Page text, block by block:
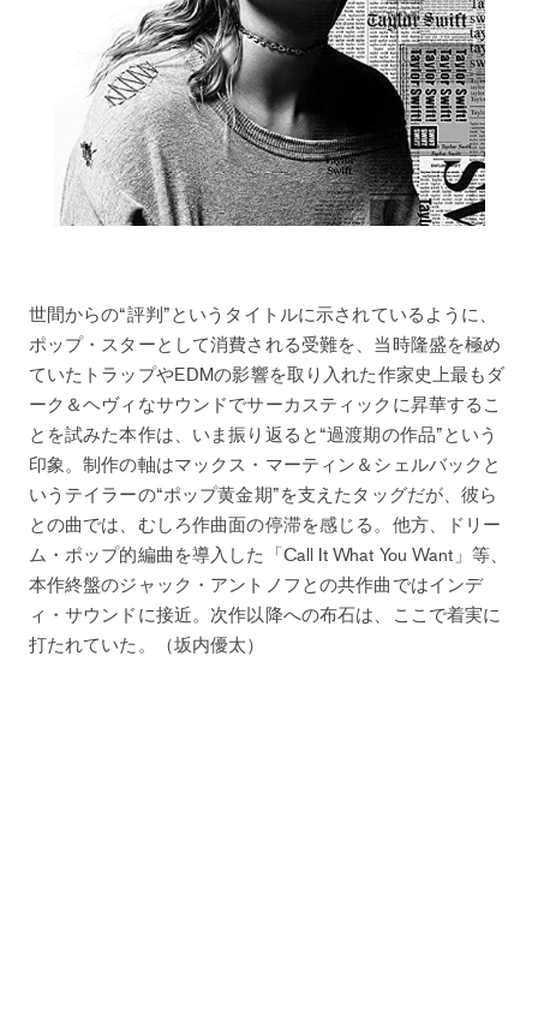
世間からの“評判”というタイトルに示されているように、
ポップ・スターとして消費される受難を、当時隆盛を極め
ていたトラップやEDMの影響を取り入れた作家史上最もダ
ーク＆ヘヴィなサウンドでサーカスティックに昇華するこ
とを試みた本作は、いま振り返ると“過渡期の作品”という
印象。制作の軸はマックス・マーティン＆シェルバックと
いうテイラーの“ポップ黄金期”を支えたタッグだが、彼ら
との曲では、むしろ作曲面の停滞を感じる。他方、ドリー
ム・ポップ的編曲を導入した「Call It What You Want」等、
本作終盤のジャック・アントノフとの共作曲ではインデ
ィ・サウンドに接近。次作以降への布石は、ここで着実に
打たれていた。（坂内優太）